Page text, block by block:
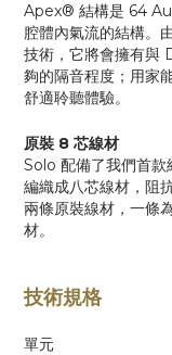
Apex® 結構是 64
腔體內氣流的結構。
技術，它將會擁有與
夠的隔音程度；用家
舒適聆聽體驗。
原裝 8 芯線材
Solo 配備了我們首款
編織成八芯線材，阻
兩條原裝線材，一條
材。
技術規格
單元